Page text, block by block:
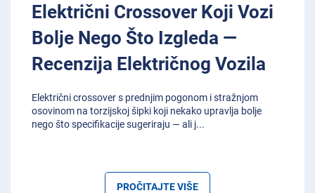
Električni Crossover Koji Vozi
Bolje Nego Što Izgleda —
Recenzija Električnog Vozila
Električni crossover s prednjim pogonom i stražnjom
osovinom na torzijskoj šipki koji nekako upravlja bolje
nego što specifikacije sugeriraju — ali j...
PROČITAJTE VIŠE